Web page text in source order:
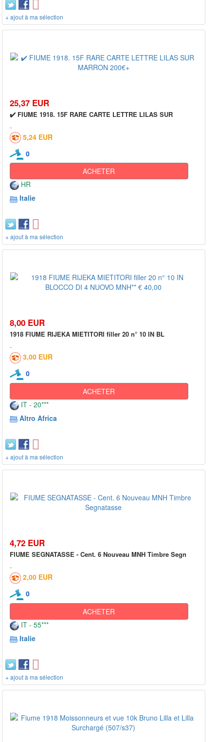
+ ajout à ma sélection
25,37 EUR
✔️ FIUME 1918. 15F RARE CARTE LETTRE LILAS SUR
5,24 EUR
0
ACHETER
HR
Italie
+ ajout à ma sélection
8,00 EUR
1918 FIUME RIJEKA MIETITORI filler 20 n° 10 IN BL
3,00 EUR
0
ACHETER
IT - 20***
Altro Africa
+ ajout à ma sélection
4,72 EUR
FIUME SEGNATASSE - Cent. 6 Nouveau MNH Timbre Segn
2,00 EUR
0
ACHETER
IT - 55***
Italie
+ ajout à ma sélection